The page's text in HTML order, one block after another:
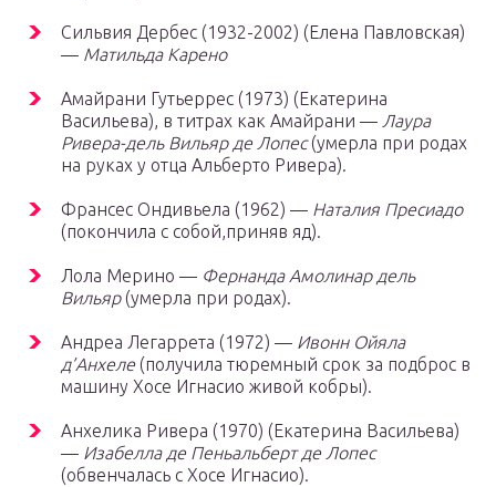
Сильвия Дербес (1932-2002) (Елена Павловская)
— Матильда Карено
Амайрани Гутьеррес (1973) (Екатерина
Васильева), в титрах как Амайрани — Лаура
Ривера-дель Вильяр де Лопес(умерла при родах
на руках у отца Альберто Ривера).
Франсес Ондивьела (1962) — Наталия Пресиадо
(покончила с собой,приняв яд).
Лола Мерино — Фернанда Амолинар дель
Вильяр(умерла при родах).
Андреа Легаррета (1972) — Ивонн Ойяла
д’Анхеле(получила тюремный срок за подброс в
машину Хосе Игнасио живой кобры).
Анхелика Ривера (1970) (Екатерина Васильева)
— Изабелла де Пеньальберт де Лопес
(обвенчалась с Хосе Игнасио).